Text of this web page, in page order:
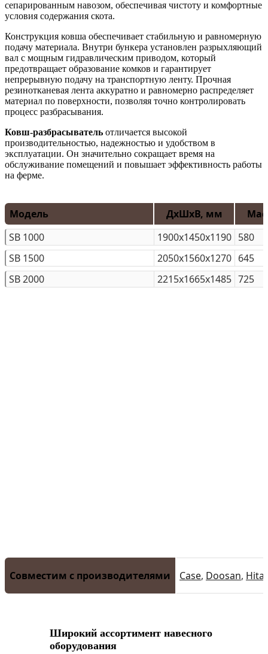
сепарированным навозом, обеспечивая чистоту и комфортные
условия содержания скота.
Конструкция ковша обеспечивает стабильную и равномерную
подачу материала. Внутри бункера установлен разрыхляющий
вал с мощным гидравлическим приводом, который
предотвращает образование комков и гарантирует
непрерывную подачу на транспортную ленту. Прочная
резинотканевая лента аккуратно и равномерно распределяет
материал по поверхности, позволяя точно контролировать
процесс разбрасывания.
Ковш-разбрасыватель отличается высокой
производительностью, надежностью и удобством в
эксплуатации. Он значительно сокращает время на
обслуживание помещений и повышает эффективность работы
на ферме.
Модель ДхШхВ, мм
SB 1000
1900х1450х1190 580
SB 1500
2050х1560х1270 645
SB 2000
2215х1665х1485 725
Совместим с производителями Case, Doosan,
Широкий ассортимент навесного
оборудования